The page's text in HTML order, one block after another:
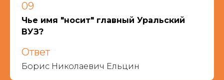
09
Чье имя "носит" главный Уральский
ВУЗ?
Ответ
Борис Николаевич Ельцин